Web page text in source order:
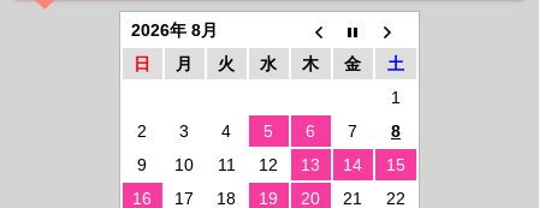
2026年 8月
日
月 火 水 木 金
土
1
2
3 4 5 6 7
8
9
10 11 12 13 14
15
16
17 18 19 20 21
22